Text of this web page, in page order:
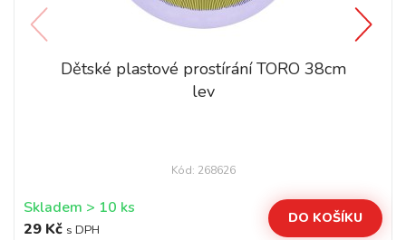
Dětské plastové prostírání TORO 38cm
lev
Kód: 268626
Skladem > 10 ks
29 Kč s DPH
DO KOŠÍKU